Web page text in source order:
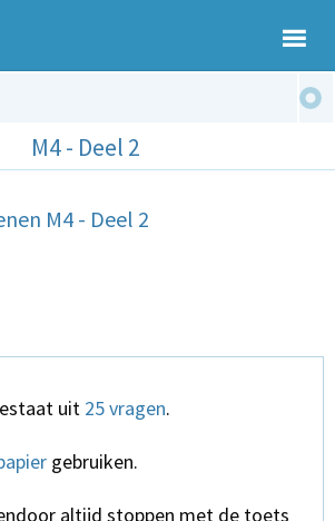
M4 - Deel 2
M4 - Deel 2
uit 25 vragen.
gebruiken.
altijd stoppen met de toets